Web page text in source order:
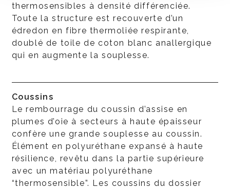
thermosensibles à densité différenciée.
Toute la structure est recouverte d’un
édredon en fibre thermoliée respirante,
doublé de toile de coton blanc anallergique
qui en augmente la souplesse.
Coussins
Le rembourrage du coussin d’assise en
plumes d’oie à secteurs à haute épaisseur
confère une grande souplesse au coussin.
Élément en polyuréthane expansé à haute
résilience, revêtu dans la partie supérieure
avec un matériau polyuréthane
“thermosensible”. Les coussins du dossier